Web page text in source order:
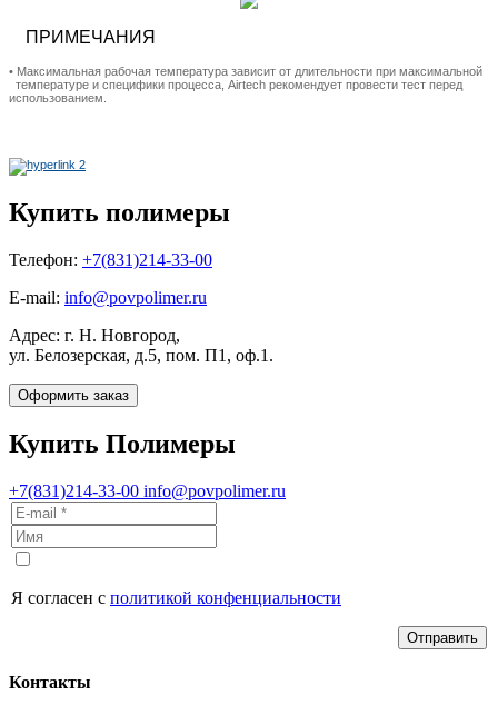
ПРИМЕЧАНИЯ
• Максимальная рабочая температура зависит от длительности при максимальной
температуре и специфики процесса, Airtech рекомендует провести тест перед
использованием.
Купить полимеры
Телефон: +7(831)214-33-00
E-mail: info@povpolimer.ru
Адрес: г. Н. Новгород,
ул. Белозерская, д.5, пом. П1, оф.1.
Оформить заказ
Купить Полимеры
+7(831)214-33-00 info@povpolimer.ru
Я согласен с политикой конфенциальности
Отправить
Контакты